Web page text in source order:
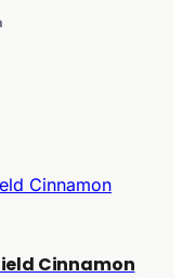
Cinnamon